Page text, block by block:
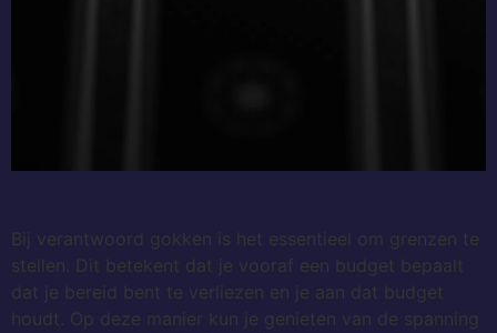
Bij verantwoord gokken is het essentieel om grenzen te
stellen. Dit betekent dat je vooraf een budget bepaalt
dat je bereid bent te verliezen en je aan dat budget
houdt. Op deze manier kun je genieten van de spanning